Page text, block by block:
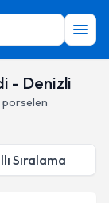
- Denizli
porselen
Sıralama